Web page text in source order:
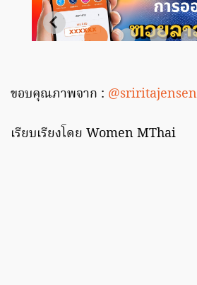
ขอบคุณภาพจาก : @sriritajensen
เรียบเรียงโดย Women MThai